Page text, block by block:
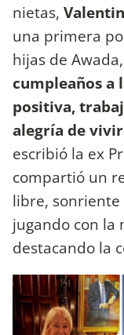
nietas,
una primera
hijas de
cumpleaños a
positiva,
alegría de
escribió la ex
compartió un
libre, sonriente
jugando con la
destacando la